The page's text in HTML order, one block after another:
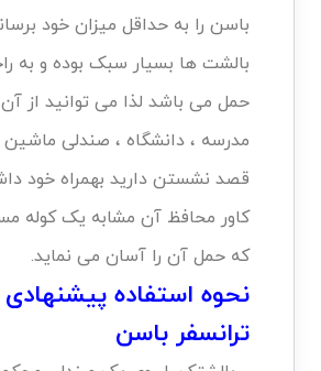
باسن را به حداقل میزان خود
بالشت ها بسیار سبک بوده و به
حمل می باشد لذا می توانید از
مدرسه ، دانشگاه ، صندلی ماشین
قصد نشستن دارید بهمراه خود
کاور محافظ آن مشابه یک کوله
که حمل آن را آسان می نماید.
نحوه استفاده
ترانسفر باسن